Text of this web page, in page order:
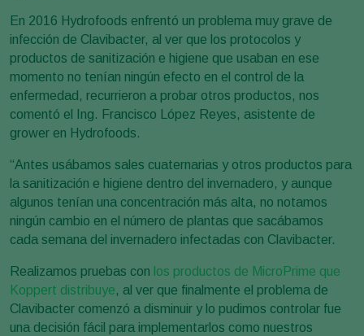
En 2016 Hydrofoods enfrentó un problema muy grave de
infección de Clavibacter, al ver que los protocolos y
productos de sanitización e higiene que usaban en ese
momento no tenían ningún efecto en el control de la
enfermedad, recurrieron a probar otros productos, nos
comentó el Ing. Francisco López Reyes, asistente de
grower en Hydrofoods.
“Antes usábamos sales cuaternarias y otros productos para
la sanitización e higiene dentro del invernadero, y aunque
algunos tenían una concentración más alta, no notamos
ningún cambio en el número de plantas que sacábamos
cada semana del invernadero infectadas con Clavibacter.
Realizamos pruebas con los productos de MicroPrime que
Koppert distribuye, al ver que finalmente el problema de
Clavibacter comenzó a disminuir y lo pudimos controlar fue
una decisión fácil para implementarlos como nuestros